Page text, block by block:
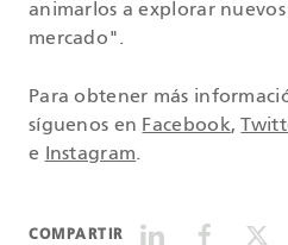
animarlos a explorar
mercado".
Para obtener más
síguenos en Facebook,
e Instagram.
COMPARTIR